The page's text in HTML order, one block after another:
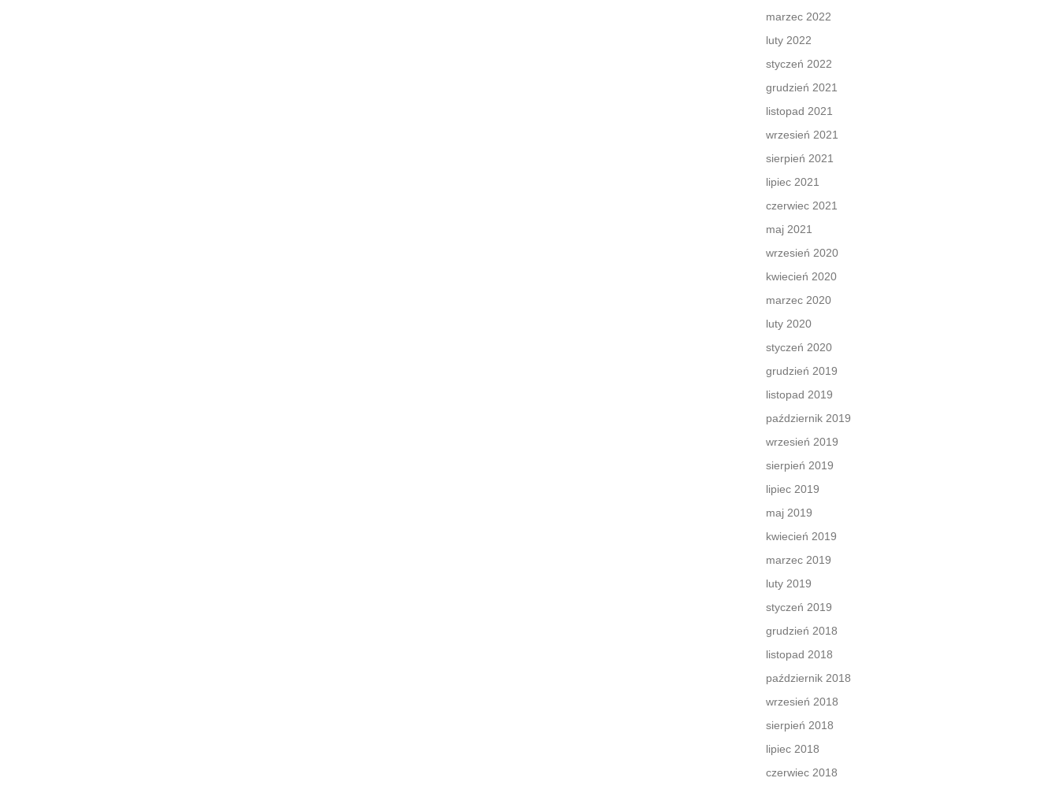
marzec 2022
luty 2022
styczeń 2022
grudzień 2021
listopad 2021
wrzesień 2021
sierpień 2021
lipiec 2021
czerwiec 2021
maj 2021
wrzesień 2020
kwiecień 2020
marzec 2020
luty 2020
styczeń 2020
grudzień 2019
listopad 2019
październik 2019
wrzesień 2019
sierpień 2019
lipiec 2019
maj 2019
kwiecień 2019
marzec 2019
luty 2019
styczeń 2019
grudzień 2018
listopad 2018
październik 2018
wrzesień 2018
sierpień 2018
lipiec 2018
czerwiec 2018